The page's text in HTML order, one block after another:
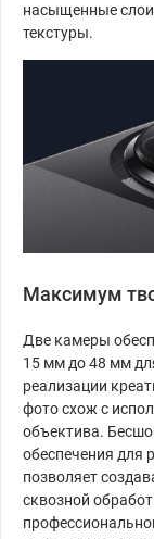
насыщенные слои
текстуры.
Максимум
Две камеры
15 мм до 48 мм
реализации
фото схож с
объектива.
обеспечения для
позволяет
сквозной